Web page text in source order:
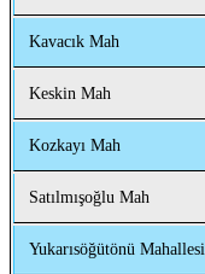
Kavacık Mah
Keskin Mah
Kozkayı Mah
Satılmışoğlu Mah
Yukarısöğütönü Mahallesi